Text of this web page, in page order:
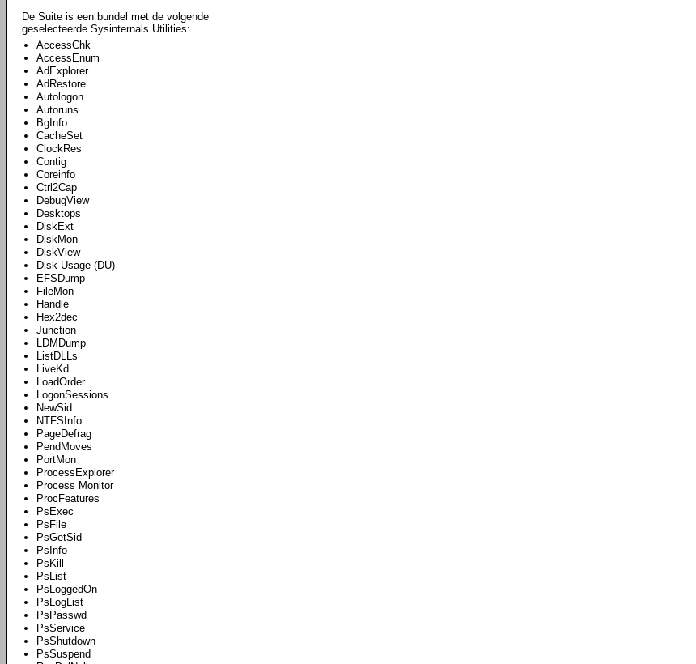
De Suite is een bundel met de volgende
geselecteerde Sysinternals Utilities:
AccessChk
AccessEnum
AdExplorer
AdRestore
Autologon
Autoruns
BgInfo
CacheSet
ClockRes
Contig
Coreinfo
Ctrl2Cap
DebugView
Desktops
DiskExt
DiskMon
DiskView
Disk Usage (DU)
EFSDump
FileMon
Handle
Hex2dec
Junction
LDMDump
ListDLLs
LiveKd
LoadOrder
LogonSessions
NewSid
NTFSInfo
PageDefrag
PendMoves
PortMon
ProcessExplorer
Process Monitor
ProcFeatures
PsExec
PsFile
PsGetSid
PsInfo
PsKill
PsList
PsLoggedOn
PsLogList
PsPasswd
PsService
PsShutdown
PsSuspend